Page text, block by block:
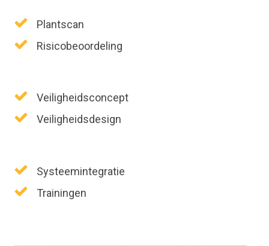
Plantscan
Risicobeoordeling
Veiligheidsconcept
Veiligheidsdesign
Systeemintegratie
Trainingen